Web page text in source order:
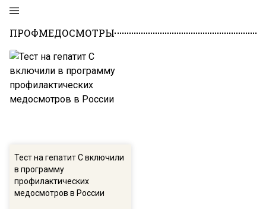
ПРОФМЕДОСМОТРЫ
Тест на гепатит С включили
в программу
профилактических
медосмотров в России